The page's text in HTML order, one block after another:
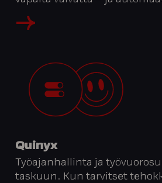
Quinyx
Työajanhallinta ja
taskuun. Kun tarvitset